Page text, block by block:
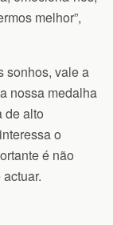
melhor”,
sonhos, vale a
nossa medalha
de alto
o
é não